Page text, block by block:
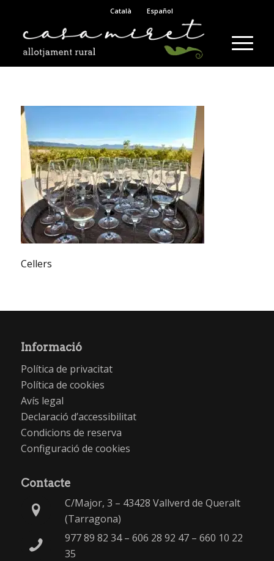
Català Español
Cellers
Informació
Política de privacitat
Política de cookies
Avís legal
Declaració d’accessibilitat
Condicions de reserva
Configuració de cookies
Contacte
C/Major, 3 – 43428 Vallverd de Queralt
(Tarragona)
977 89 82 34– 606 28 92 47– 660 10 22
35